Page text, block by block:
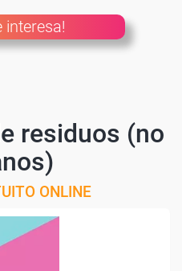
interesa!
residuos (no
ONLINE